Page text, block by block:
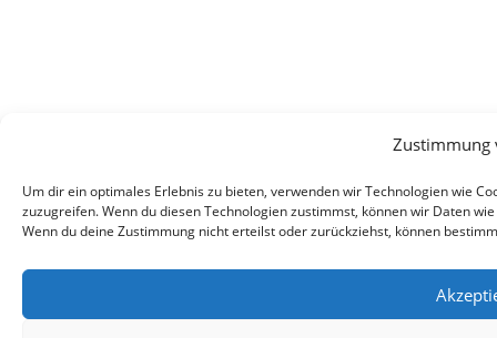
Zustimmung
Um dir ein optimales Erlebnis zu bieten, verwenden wir Technologien wie
zuzugreifen. Wenn du diesen Technologien zustimmst, können wir Daten
Wenn du deine Zustimmung nicht erteilst oder zurückziehst, können